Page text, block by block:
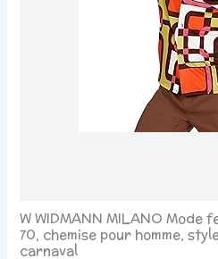
W WIDMANN MILANO Mode
70, chemise pour homme,
carnaval